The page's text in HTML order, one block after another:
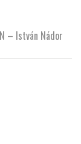
– István Nádor